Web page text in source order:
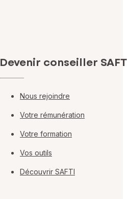
Devenir conseiller
Nous rejoindre
Votre rémunération
Votre formation
Vos outils
Découvrir SAFTI